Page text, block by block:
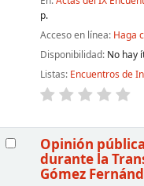
p.
Acceso en línea: Haga
Disponibilidad: No hay
Listas: Encuentros de
Opinión
durante la
Gómez